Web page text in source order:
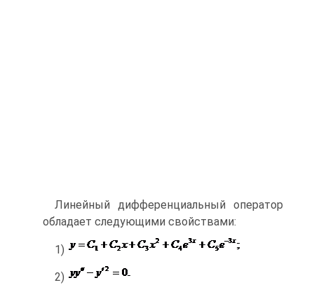
Линейный дифференциальный оператор
обладает следующими свойствами:
1)
2)